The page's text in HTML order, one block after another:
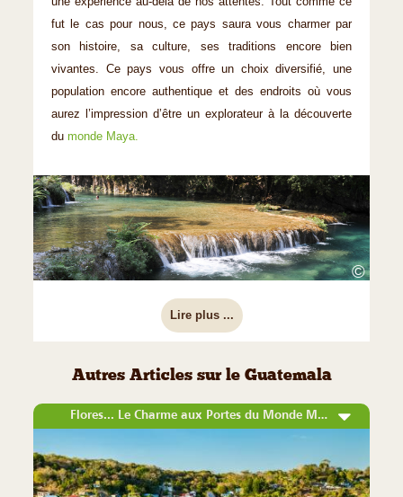
fut le cas pour nous, ce pays saura vous charmer par
son histoire, sa culture, ses traditions encore bien
vivantes. Ce pays vous offre un choix diversifié, une
population encore authentique et des endroits où vous
aurez l’impression d’être un explorateur à la découverte
du monde Maya.
©
Lire plus ...
Autres Articles sur le Guatemala
Flores... Le Charme aux Portes du Monde Maya